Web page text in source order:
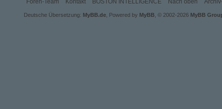
Foren-Team Kontakt BOSTON INTELLIGENCE Nach oben
Deutsche Übersetzung: MyBB.de, Powered by MyBB, © 2002-2026 MyBB